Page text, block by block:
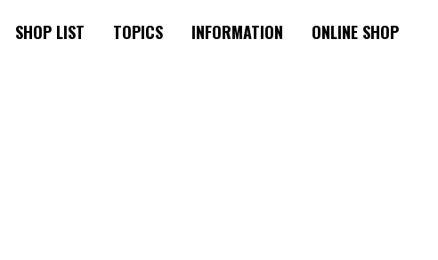
SHOP LIST TOPICS INFORMATION ONLINE SHOP